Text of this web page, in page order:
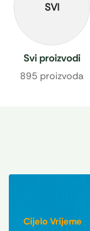
SVI
Svi proizvodi
895 proizvoda
Cijelo Vrijeme